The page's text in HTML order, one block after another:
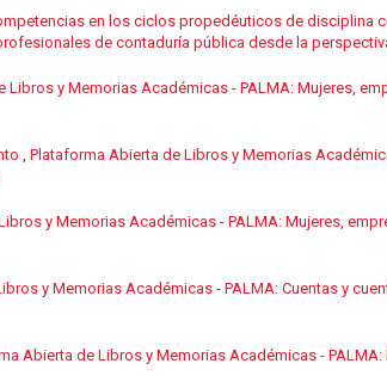
en los ciclos propedéuticos de disciplina
de contaduría pública desde la
Libros y Memorias Académicas - PALMA: Mujeres,
, Plataforma Abierta de Libros y Memorias
y Memorias Académicas - PALMA: Mujeres,
y Memorias Académicas - PALMA: Cuentas y
Abierta de Libros y Memorias Académicas -